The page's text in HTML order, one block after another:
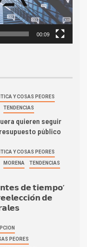
00:09
Y COSAS PEORES
TENDENCIAS
quieren seguir
público
Y COSAS PEORES
MORENA TENDENCIAS
𝗱𝗲 𝘁𝗶𝗲𝗺𝗽𝗼’
𝗱𝗲
PEORES